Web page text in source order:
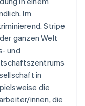
Im
Stripe
ganzen Welt
und
in
die
innen, die